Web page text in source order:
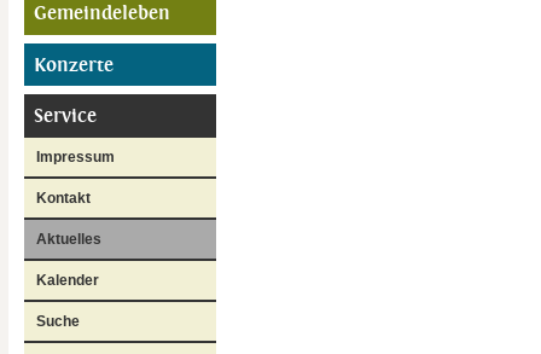
Gemeindeleben
Konzerte
Service
Impressum
Kontakt
Aktuelles
Kalender
Suche